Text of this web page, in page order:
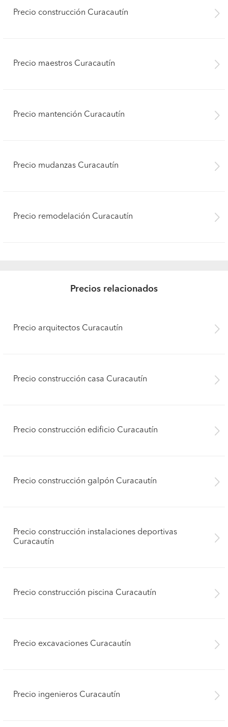
Precio construcción Curacautín
Precio maestros Curacautín
Precio mantención Curacautín
Precio mudanzas Curacautín
Precio remodelación Curacautín
Precios relacionados
Precio arquitectos Curacautín
Precio construcción casa Curacautín
Precio construcción edificio Curacautín
Precio construcción galpón Curacautín
Precio construcción instalaciones deportivas
Curacautín
Precio construcción piscina Curacautín
Precio excavaciones Curacautín
Precio ingenieros Curacautín